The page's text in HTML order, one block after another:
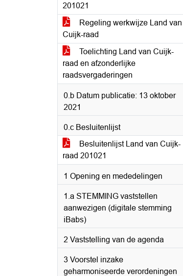
201021
Regeling werkwijze Land van
Cuijk-raad
Toelichting Land van Cuijk-
raad en afzonderlijke
raadsvergaderingen
0.b Datum publicatie: 13 oktober
2021
0.c Besluitenlijst
Besluitenlijst Land van Cuijk-
raad 201021
1 Opening en mededelingen
1.a STEMMING vaststellen
aanwezigen (digitale stemming
iBabs)
2 Vaststelling van de agenda
3 Voorstel inzake
geharmoniseerde verordeningen